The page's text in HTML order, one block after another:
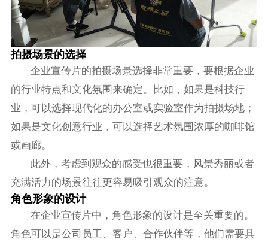
拍摄场景的选择
企业宣传片的拍摄场景选择非常重要，要根据企业
的行业特点和文化氛围来确定。比如，如果是科技行
业，可以选择现代化的办公室或实验室作为拍摄场地；
如果是文化创意行业，可以选择艺术氛围浓厚的咖啡馆
或画廊。
此外，考虑到观众的感受也很重要，风景秀丽或者
充满活力的场景往往更容易吸引观众的注意。
角色形象的设计
在企业宣传片中，角色形象的设计是至关重要的。
角色可以是公司员工、客户、合作伙伴等，他们需要具